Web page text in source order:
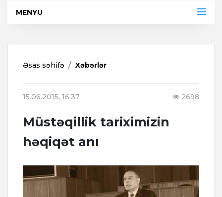
MENYU
Əsas səhifə Xəbərlər
15.06.2015, 16:37 2698
Müstəqillik tariximizin
həqiqət anı